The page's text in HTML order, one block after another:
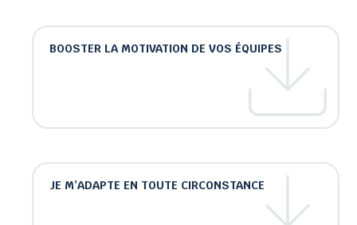
BOOSTER LA MOTIVATION DE VOS ÉQUIPES
JE M’ADAPTE EN TOUTE CIRCONSTANCE